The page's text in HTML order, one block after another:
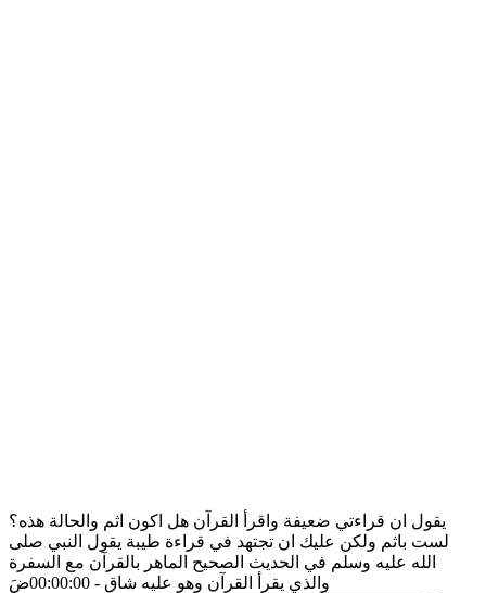
يقول ان قراءتي ضعيفة واقرأ القرآن هل اكون اثم والحالة هذه؟
لست باثم ولكن عليك ان تجتهد في قراءة طيبة يقول النبي صلى
الله عليه وسلم في الحديث الصحيح الماهر بالقرآن مع السفرة
والذي يقرأ القرآن وهو عليه شاق - 00:00:00 ضَ